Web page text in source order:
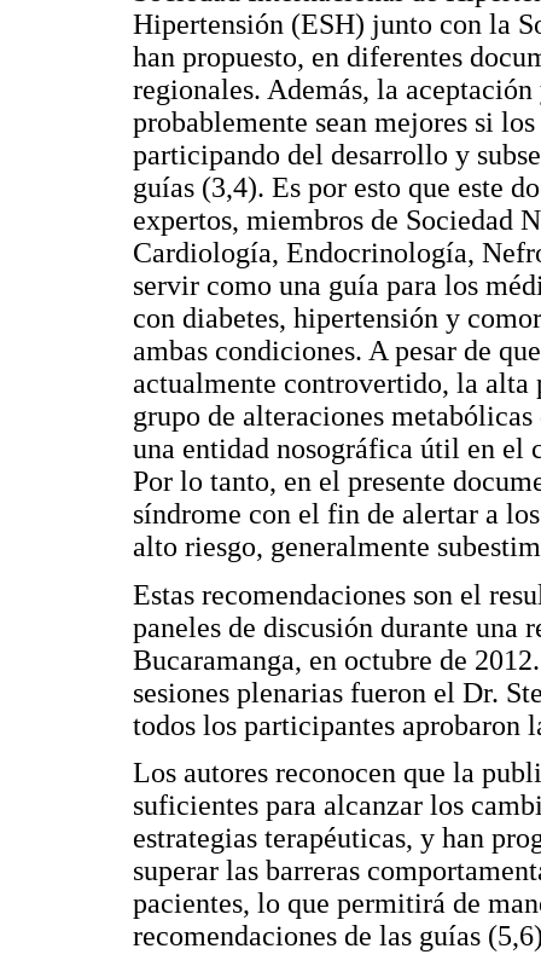
Hipertensión (ESH) junto con la
han propuesto, en diferentes
regionales. Además, la
probablemente sean mejores si
participando del desarrollo y
guías (3,4). Es por esto que este
expertos, miembros de Sociedad
Cardiología, Endocrinología,
servir como una guía para los
con diabetes, hipertensión y
ambas condiciones. A pesar de
actualmente controvertido, la alta
grupo de alteraciones
una entidad nosográfica útil en
Por lo tanto, en el presente
síndrome con el fin de alertar a
alto riesgo, generalmente
Estas recomendaciones son el
paneles de discusión durante una
Bucaramanga, en octubre de
sesiones plenarias fueron el Dr.
todos los participantes aprobaron
Los autores reconocen que la
suficientes para alcanzar los
estrategias terapéuticas, y han
superar las barreras
pacientes, lo que permitirá de
recomendaciones de las guías